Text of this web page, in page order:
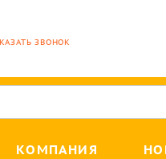
ЗВОНОК
КОМПАНИЯ